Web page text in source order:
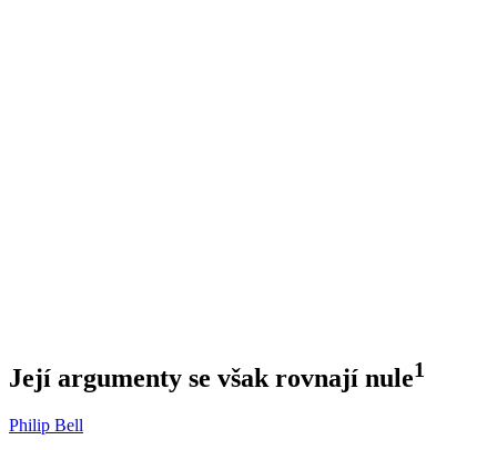
Její argumenty se však rovnají nule1
Philip Bell